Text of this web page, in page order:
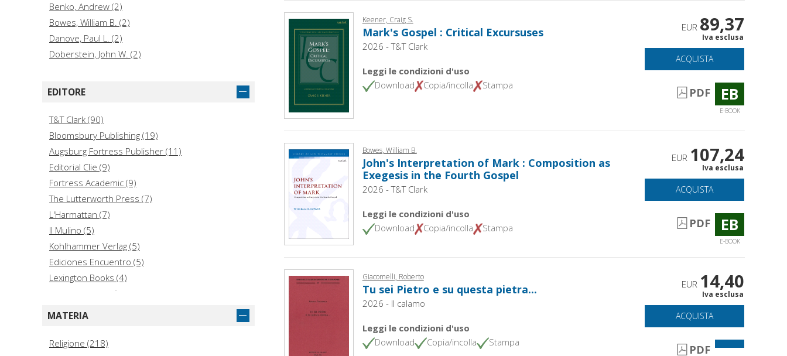
Benko, Andrew (2)
Bowes, William B. (2)
Danove, Paul L. (2)
Doberstein, John W. (2)
Grindheim, Sigurd (2)
Horsley, Richard A. (2)
Lapierre, Francis (2)
Le Donne, Anthony (2)
Minguzzi Gianuizzi, Teresa (2)
Nelson, John D. (2)
Rieske, Susan M. (2)
EDITORE
T&T Clark (90)
Bloomsbury Publishing (19)
Augsburg Fortress Publisher (11)
Editorial Clie (9)
Fortress Academic (9)
The Lutterworth Press (7)
L'Harmattan (7)
Il Mulino (5)
Kohlhammer Verlag (5)
Ediciones Encuentro (5)
Lexington Books (4)
Rowman & Littlefield Publishers (4)
ISD (3)
Polistampa (2)
MATERIA
Religione (218)
Keener, Craig S.
Mark's Gospel : Critical Excursuses
2026 - T&T Clark
Leggi le condizioni d'uso
Download
Copia/incolla Stampa
EUR 89,37
Iva esclusa
ACQUISTA
PDF EB
E-BOOK
Bowes, William B.
John's Interpretation of Mark : Composition as
Exegesis in the Fourth Gospel
2026 - T&T Clark
Leggi le condizioni d'uso
Download
Copia/incolla Stampa
EUR 107,24
Iva esclusa
ACQUISTA
PDF EB
E-BOOK
Giacomelli, Roberto
Tu sei Pietro e su questa pietra...
2026 - Il calamo
Leggi le condizioni d'uso
Download
Copia/incolla Stampa
EUR 14,40
Iva esclusa
ACQUISTA
PDF